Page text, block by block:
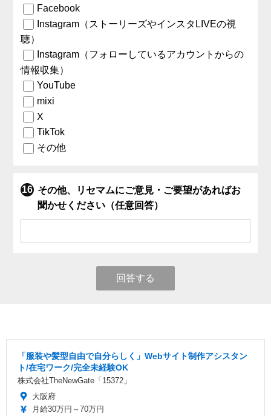
Facebook
Instagram（ストーリーズやインスタLIVEの視
聴）
Instagram（フォローしているアカウントからの
情報収集）
YouTube
mixi
X
TikTok
その他
その他、リセマムにご意見・ご要望があればお
聞かせください（任意回答）
回答する
「服装や髪型自由で自分らしく」Webサイト制作アシスタン
ト/在宅ワーク/完全未経験OK
株式会社TheNewGate「15372」
大阪府
月給30万円～70万円